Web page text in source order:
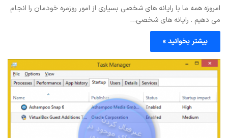
امروزه همه ما با رایانه های شخصی بسیاری از امور روزمره خودمان را انجام
می دهیم . رایانه های شخصی…
بیشتر بخوانید »